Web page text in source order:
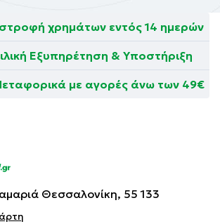
χρημάτων εντός 14 ημερών
Εξυπηρέτηση & Υποστήριξη
με αγορές άνω των 49€
Θεσσαλονίκη, 55 133